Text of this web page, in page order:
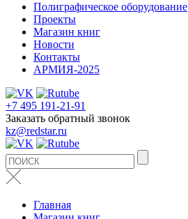
Полиграфическое оборудование
Проекты
Магазин книг
Новости
Контакты
АРМИЯ-2025
+7 495 191-21-91
Заказать обратный звонок
kz@redstar.ru
Главная